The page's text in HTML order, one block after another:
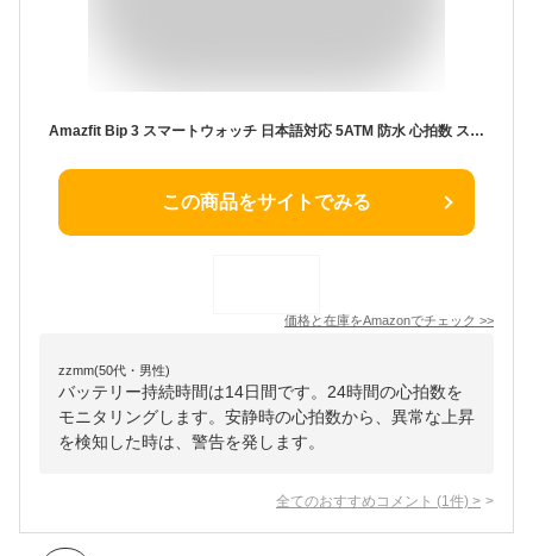
Amazfit Bip 3 スマートウォッチ 日本語対応 5ATM 防水 心拍数 ストレス 睡眠 60種類スポーツモード 音楽再生 LINE 着信通知 遠隔カメラ 軽量 薄型 多機能 iphone android対応（ブラック）
この商品をサイトでみる
価格と在庫をAmazonでチェック >>
zzmm(50代・男性)
バッテリー持続時間は14日間です。24時間の心拍数を
モニタリングします。安静時の心拍数から、異常な上昇
を検知した時は、警告を発します。
全てのおすすめコメント (1 件) >